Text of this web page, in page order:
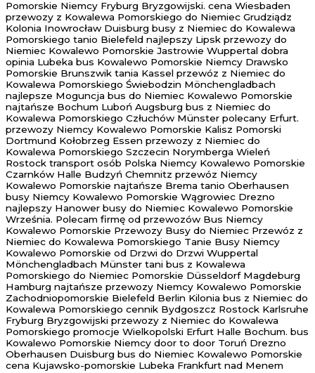
Pomorskie Niemcy Fryburg Bryzgowijski. cena Wiesbaden
przewozy z Kowalewa Pomorskiego do Niemiec Grudziądz
Kolonia Inowrocław Duisburg busy z Niemiec do Kowalewa
Pomorskiego tanio Bielefeld najlepszy Lipsk przewozy do
Niemiec Kowalewo Pomorskie Jastrowie Wuppertal dobra
opinia Lubeka bus Kowalewo Pomorskie Niemcy Drawsko
Pomorskie Brunszwik tania Kassel przewóz z Niemiec do
Kowalewa Pomorskiego Świebodzin Mönchengladbach
najlepsze Moguncja bus do Niemiec Kowalewo Pomorskie
najtańsze Bochum Luboń Augsburg bus z Niemiec do
Kowalewa Pomorskiego Człuchów Münster polecany Erfurt.
przewozy Niemcy Kowalewo Pomorskie Kalisz Pomorski
Dortmund Kołobrzeg Essen przewozy z Niemiec do
Kowalewa Pomorskiego Szczecin Norymberga Wieleń
Rostock transport osób Polska Niemcy Kowalewo Pomorskie
Czarnków Halle Budzyń Chemnitz przewóz Niemcy
Kowalewo Pomorskie najtańsze Brema tanio Oberhausen
busy Niemcy Kowalewo Pomorskie Wągrowiec Drezno
najlepszy Hanower busy do Niemiec Kowalewo Pomorskie
Września. Polecam firmę od przewozów Bus Niemcy
Kowalewo Pomorskie Przewozy Busy do Niemiec Przewóz z
Niemiec do Kowalewa Pomorskiego Tanie Busy Niemcy
Kowalewo Pomorskie od Drzwi do Drzwi Wuppertal
Mönchengladbach Münster tani bus z Kowalewa
Pomorskiego do Niemiec Pomorskie Düsseldorf Magdeburg
Hamburg najtańsze przewozy Niemcy Kowalewo Pomorskie
Zachodniopomorskie Bielefeld Berlin Kilonia bus z Niemiec do
Kowalewa Pomorskiego cennik Bydgoszcz Rostock Karlsruhe
Fryburg Bryzgowijski przewozy z Niemiec do Kowalewa
Pomorskiego promocje Wielkopolski Erfurt Halle Bochum. bus
Kowalewo Pomorskie Niemcy door to door Toruń Drezno
Oberhausen Duisburg bus do Niemiec Kowalewo Pomorskie
cena Kujawsko-pomorskie Lubeka Frankfurt nad Menem